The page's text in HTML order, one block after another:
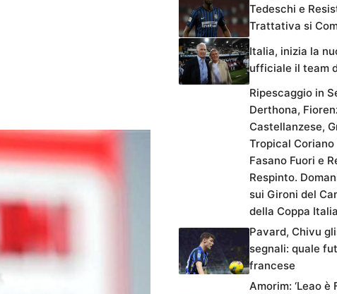
Tedeschi e
Trattativa si
Italia, inizia la
ufficiale il team
Ripescaggio in
Derthona,
Castellanzese,
Tropical Coriano
Fasano Fuori e
Respinto.
sui Gironi del
della Coppa Italia
Pavard, Chivu
segnali: quale
francese
Amorim: ‘Leao è